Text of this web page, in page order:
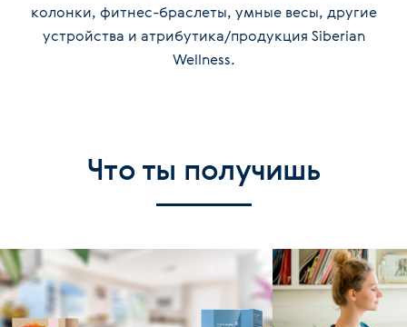
колонки, фитнес-браслеты, умные весы, другие
устройства и атрибутика/продукция Siberian
Wellness.
Что ты получишь